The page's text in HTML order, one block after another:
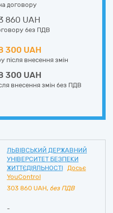
договору
860 UAH
без ПДВ
300 UAH
після внесення змін
300 UAH
внесення змін без ПДВ
ЛЬВІВСЬКИЙ ДЕРЖАВНИЙ
УНІВЕРСИТЕТ БЕЗПЕКИ
ЖИТТЄДІЯЛЬНОСТІ
Досьє
YouControl
303 860 UAH, без ПДВ
-